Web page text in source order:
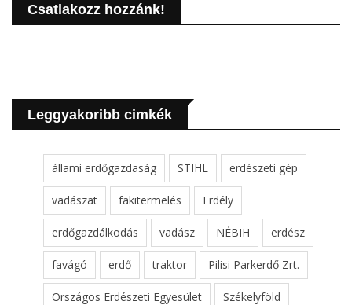
Csatlakozz hozzánk!
Leggyakoribb cimkék
állami erdőgazdaság STIHL erdészeti gép
vadászat fakitermelés Erdély
erdőgazdálkodás vadász NÉBIH erdész
favágó erdő traktor Pilisi Parkerdő Zrt.
Országos Erdészeti Egyesület Székelyföld